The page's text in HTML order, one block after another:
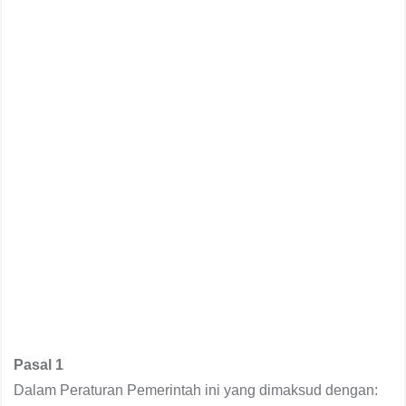
Pasal 1
Dalam Peraturan Pemerintah ini yang dimaksud dengan: